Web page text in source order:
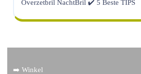
Overzetbril NachtBril ✔️ 5 Beste TIPS
➡️ Winkel